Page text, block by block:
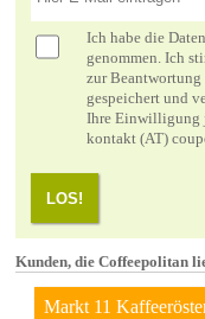
Ich habe die
genommen. Ich
zur Beantwortung
gespeichert und
Ihre Einwilligung
kontakt (AT)
LOS!
Kunden, die Coffeepolitan
Markt 11